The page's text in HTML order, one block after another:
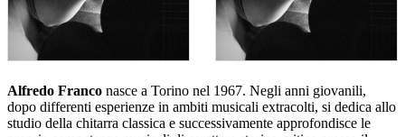
Alfredo Franco nasce a Torino nel 1967. Negli anni giovanili,
dopo differenti esperienze in ambiti musicali extracolti, si dedica allo
studio della chitarra classica e successivamente approfondisce le